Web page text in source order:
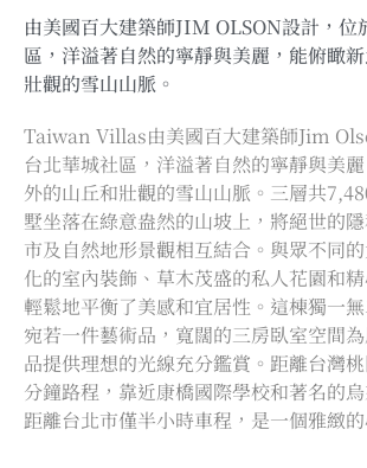
由美國百大建築師JIM OLSON設計，位
區，洋溢著自然的寧靜與美麗，能俯瞰
壯觀的雪山山脈。
Taiwan Villas由美國百大建築師Jim
台北華城社區，洋溢著自然的寧靜與美
外的山丘和壯觀的雪山山脈。三層共
墅坐落在綠意盎然的山坡上，將絕世的
市及自然地形景觀相互結合。與眾不同
化的室內裝飾、草木茂盛的私人花園和精
輕鬆地平衡了美感和宜居性。這棟獨一
宛若一件藝術品，寬闊的三房臥室空間
品提供理想的光線充分鑑賞。距離台灣
分鐘路程，靠近康橋國際學校和著名的烏
距離台北市僅半小時車程，是一個雅緻的